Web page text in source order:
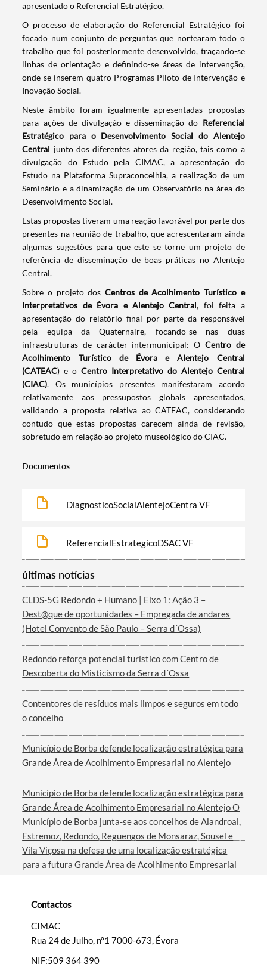
Termo de Pesquisa
Categorias gerais
Filtros
apresentado o Referencial Estratégico.
O processo de elaboração do Referencial Estratégico foi
focado num conjunto de perguntas que nortearam todo o
trabalho que foi posteriormente desenvolvido, traçando-se
linhas de orientação e definindo-se áreas de intervenção,
onde se inserem quatro Programas Piloto de Intervenção e
Inovação Social.
Neste âmbito foram igualmente apresentadas propostas
para ações de divulgação e disseminação do Referencial
Estratégico para o Desenvolvimento Social do Alentejo
Central junto dos diferentes atores da região, tais como a
divulgação do Estudo pela CIMAC, a apresentação do
Estudo na Plataforma Supraconcelhia, a realização de um
Seminário e a dinamização de um Observatório na área do
Desenvolvimento Social.
Estas propostas tiveram uma reação favorável por parte dos
presentes na reunião de trabalho, que acrescentaram ainda
algumas sugestões para que este se torne um projeto de
referência de disseminação de boas práticas no Alentejo
Central.
Sobre o projeto dos Centros de Acolhimento Turístico e
Interpretativos de Évora e Alentejo Central, foi feita a
apresentação do relatório final por parte da responsável
pela equipa da Quaternaire, focando-se nas duas
infraestruturas de carácter intermunicipal: O Centro de
Acolhimento Turístico de Évora e Alentejo Central
(CATEAC) e oCentro Interpretativo do Alentejo Central
(CIAC). Os municípios presentes manifestaram acordo
relativamente aos pressupostos globais apresentados,
validando a proposta relativa ao CATEAC, considerando
contudo que estas propostas carecem ainda de revisão,
sobretudo em relação ao projeto museológico do CIAC.
Documentos
DiagnosticoSocialAlentejoCentra VF
ReferencialEstrategicoDSAC VF
últimas notícias
CLDS-5G Redondo + Humano | Eixo 1: Ação 3 –
Dest@que de oportunidades – Empregada de andares
(Hotel Convento de São Paulo – Serra d´Ossa)
Redondo reforça potencial turístico com Centro de
Descoberta do Misticismo da Serra d´Ossa
Contentores de resíduos mais limpos e seguros em todo
o concelho
Município de Borba defende localização estratégica para
Grande Área de Acolhimento Empresarial no Alentejo
Município de Borba defende localização estratégica para
Grande Área de Acolhimento Empresarial no Alentejo O
Município de Borba junta-se aos concelhos de Alandroal,
Estremoz, Redondo, Reguengos de Monsaraz, Sousel e
Vila Viçosa na defesa de uma localização estratégica
para a futura Grande Área de Acolhimento Empresarial
(CCDR Alentejo), a autarquia borbense e os restantes
municípios apresentaram ao presidente Ricardo Pinheiro
a proposta de instalar esta infraestrutura junto à
Corredor Internacional Sul, entre Alandroal, Vila Viçosa e
Contactos
CIMAC
Rua 24 de Julho, nº1 7000-673, Évora
NIF:509 364 390